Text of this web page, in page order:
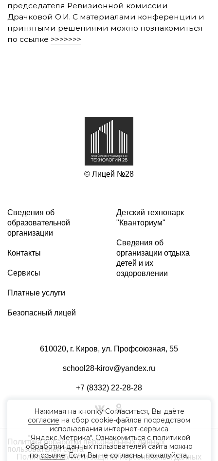
председателя Ревизионной комиссии
Драчковой О.И. С материалами конференции и
принятыми решениями можно познакомиться
по ссылке >>>>>>>
© Лицей №28
Сведения об
образовательной
организации
Контакты
Сервисы
Платные услуги
Безопасный лицей
Детский технопарк
"Кванториум"
Сведения об
организации отдыха
детей и их
оздоровлении
610020, г. Киров, ул. Профсоюзная, 55
school28-kirov@yandex.ru
+7 (8332) 22-28-28
Политика обработки персональных данных
пользователей сайта
Политика в области защиты персональных данных
Нажимая на кнопку Согласиться, Вы даёте
согласие на сбор cookie-файлов посредством
использования интернет-сервиса
"Яндекс.Метрика". Ознакомиться с политикой
обработки данных пользователей сайта можно
поссылке. Если Вы не согласны, пожалуйста,